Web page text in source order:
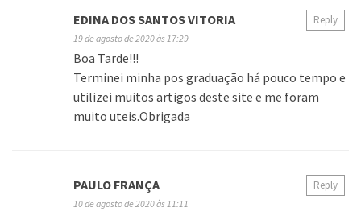
EDINA DOS SANTOS VITORIA
19 de agosto de 2020 às 17:29
Boa Tarde!!!
Terminei minha pos graduação há pouco tempo e
utilizei muitos artigos deste site e me foram
muito uteis.Obrigada
Reply
PAULO FRANÇA
10 de agosto de 2020 às 11:11
Reply